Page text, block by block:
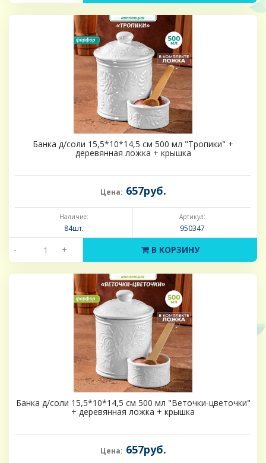
Банка д/соли 15,5*10*14,5 см 500 мл "Тропики" +
деревянная ложка + крышка
Цена: 657руб.
Наличие:
84шт.
Артикул:
950347
- + В КОРЗИНУ
Банка д/соли 15,5*10*14,5 см 500 мл "Веточки-цветочки"
+ деревянная ложка + крышка
Цена: 657руб.